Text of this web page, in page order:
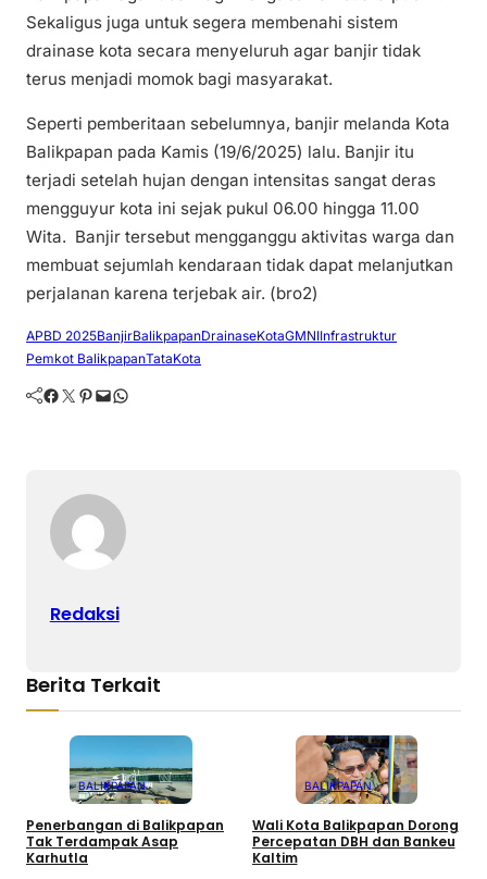
Sekaligus juga untuk segera membenahi sistem
drainase kota secara menyeluruh agar banjir tidak
terus menjadi momok bagi masyarakat.
Seperti pemberitaan sebelumnya, banjir melanda Kota
Balikpapan pada Kamis (19/6/2025) lalu. Banjir itu
terjadi setelah hujan dengan intensitas sangat deras
mengguyur kota ini sejak pukul 06.00 hingga 11.00
Wita. Banjir tersebut mengganggu aktivitas warga dan
membuat sejumlah kendaraan tidak dapat melanjutkan
perjalanan karena terjebak air. (bro2)
APBD 2025BanjirBalikpapanDrainaseKotaGMNIInfrastruktur
Pemkot BalikpapanTataKota
Facebook Twitter Pinterest Mail WhatsApp
Redaksi
Berita Terkait
BALIKPAPAN
Penerbangan di Balikpapan
Tak Terdampak Asap
Karhutla
BALIKPAPAN
Wali Kota Balikpapan Dorong
Percepatan DBH dan Bankeu
Kaltim